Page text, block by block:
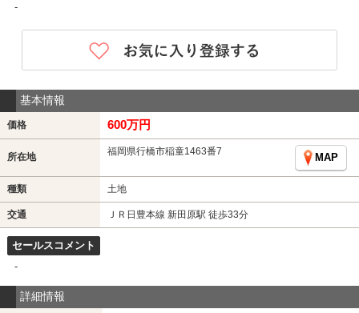
-
基本情報
価格 600万円
所在地 福岡県行橋市稲童1463番7
MAP
種類 土地
交通 ＪＲ日豊本線 新田原駅 徒歩33分
セールスコメント
-
詳細情報